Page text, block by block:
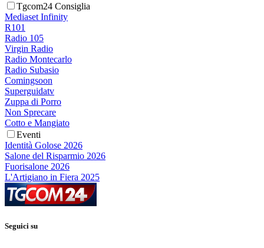
Tgcom24 Consiglia
Mediaset Infinity
R101
Radio 105
Virgin Radio
Radio Montecarlo
Radio Subasio
Comingsoon
Superguidatv
Zuppa di Porro
Non Sprecare
Cotto e Mangiato
Eventi
Identità Golose 2026
Salone del Risparmio 2026
Fuorisalone 2026
L'Artigiano in Fiera 2025
Seguici su